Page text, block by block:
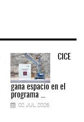
CICE
gana espacio en el
programa ...
02 JUL 2026